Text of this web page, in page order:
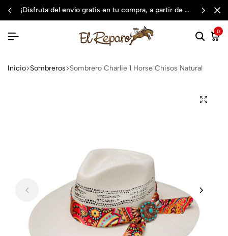
¡disfruta del envío gratis en tu compra, a partir de $3,000 mxn
0
Inicio Sombreros Sombrero Charlie 1 Horse Chisos Natural